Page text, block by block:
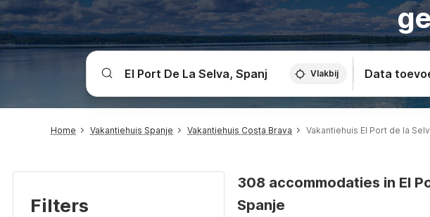
Vlakbij Data
Home Vakantiehuis Spanje Vakantiehuis Costa Brava Vakantiehuis El Port de la
Filters
308 accommodaties in El
Spanje